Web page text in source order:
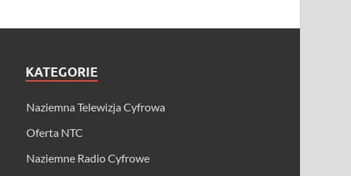
KATEGORIE
Naziemna Telewizja Cyfrowa
Oferta NTC
Naziemne Radio Cyfrowe